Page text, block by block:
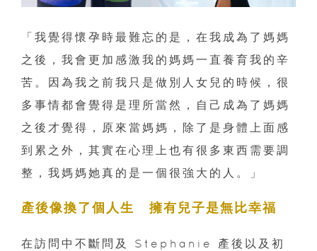
「我覺得懷孕時最難忘的是，在我成為了媽媽
之後，我會更加感激我的媽媽一直養育我的辛
苦。因為我之前我只是做別人女兒的時候，很
多事情都會覺得是理所當然，自己成為了媽媽
之後才覺得，原來當媽媽，除了是身體上面感
到累之外，其實在心理上也有很多東西需要調
整，我媽媽她真的是一個很強大的人。」
產後像換了個人生 擁有兒子是無比幸福
在訪問中不斷問及 Stephanie 產後以及初